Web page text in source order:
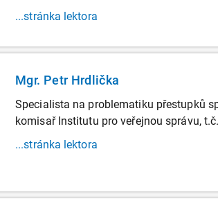
...stránka lektora
Mgr. Petr Hrdlička
Specialista na problematiku přestupků
komisař Institutu pro veřejnou správu,
...stránka lektora